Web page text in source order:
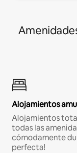
Alojamientos
Alojamientos
todas las
cómodamente
perfecta!